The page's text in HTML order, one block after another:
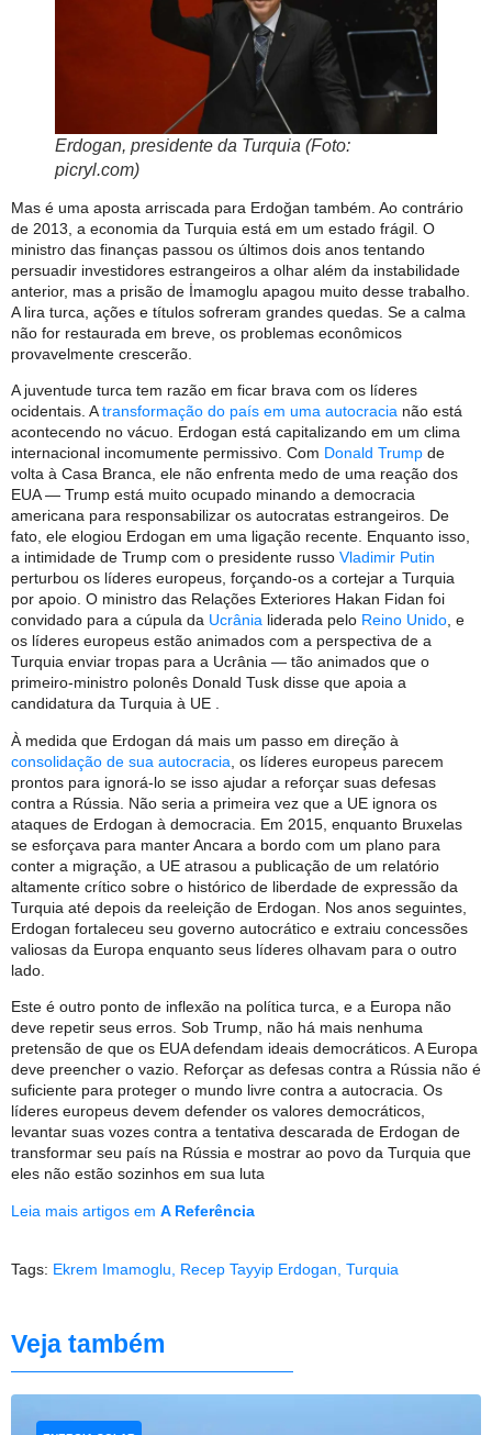
Erdogan, presidente da Turquia (Foto:
picryl.com)
Mas é uma aposta arriscada para Erdoğan também. Ao contrário
de 2013, a economia da Turquia está em um estado frágil. O
ministro das finanças passou os últimos dois anos tentando
persuadir investidores estrangeiros a olhar além da instabilidade
anterior, mas a prisão de İmamoglu apagou muito desse trabalho.
A lira turca, ações e títulos sofreram grandes quedas. Se a calma
não for restaurada em breve, os problemas econômicos
provavelmente crescerão.
A juventude turca tem razão em ficar brava com os líderes
ocidentais. Atransformação do país em uma autocracia não está
acontecendo no vácuo. Erdogan está capitalizando em um clima
internacional incomumente permissivo. Com Donald Trump de
volta à Casa Branca, ele não enfrenta medo de uma reação dos
EUA — Trump está muito ocupado minando a democracia
americana para responsabilizar os autocratas estrangeiros. De
fato, ele elogiou Erdogan em uma ligação recente. Enquanto isso,
a intimidade de Trump com o presidente russo Vladimir Putin
perturbou os líderes europeus, forçando-os a cortejar a Turquia
por apoio. O ministro das Relações Exteriores Hakan Fidan foi
convidado para a cúpula da Ucrânia liderada pelo Reino Unido, e
os líderes europeus estão animados com a perspectiva de a
Turquia enviar tropas para a Ucrânia — tão animados que o
primeiro-ministro polonês Donald Tusk disse que apoia a
candidatura da Turquia à UE .
À medida que Erdogan dá mais um passo em direção à
consolidação de sua autocracia , os líderes europeus parecem
prontos para ignorá-lo se isso ajudar a reforçar suas defesas
contra a Rússia. Não seria a primeira vez que a UE ignora os
ataques de Erdogan à democracia. Em 2015, enquanto Bruxelas
se esforçava para manter Ancara a bordo com um plano para
conter a migração, a UE atrasou a publicação de um relatório
altamente crítico sobre o histórico de liberdade de expressão da
Turquia até depois da reeleição de Erdogan. Nos anos seguintes,
Erdogan fortaleceu seu governo autocrático e extraiu concessões
valiosas da Europa enquanto seus líderes olhavam para o outro
lado.
Este é outro ponto de inflexão na política turca, e a Europa não
deve repetir seus erros. Sob Trump, não há mais nenhuma
pretensão de que os EUA defendam ideais democráticos. A Europa
deve preencher o vazio. Reforçar as defesas contra a Rússia não é
suficiente para proteger o mundo livre contra a autocracia. Os
líderes europeus devem defender os valores democráticos,
levantar suas vozes contra a tentativa descarada de Erdogan de
transformar seu país na Rússia e mostrar ao povo da Turquia que
eles não estão sozinhos em sua luta
Leia mais artigos em A Referência
Tags: Ekrem Imamoglu Recep Tayyip Erdogan Turquia
Veja também